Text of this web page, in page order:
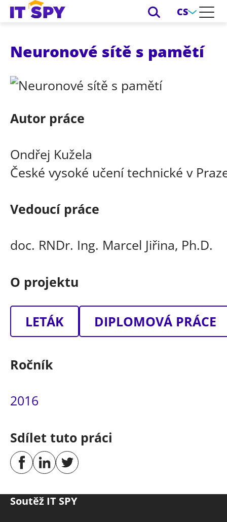
CS
Neuronové sítě s pamětí
Autor práce
Ondřej Kužela
České vysoké učení technické v
Vedoucí práce
doc. RNDr. Ing. Marcel Jiřina, Ph.D.
O projektu
LETÁK DIPLOMOVÁ PRÁCE
Ročník
2016
Sdílet tuto práci
Soutěž IT SPY